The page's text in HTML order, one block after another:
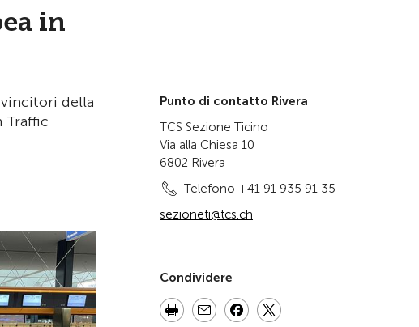
in
vincitori della
Traffic
Punto di contatto Rivera
TCS Sezione Ticino
Via alla Chiesa 10
6802 Rivera
Telefono +41 91 935 91 35
sezioneti@tcs.ch
Condividere